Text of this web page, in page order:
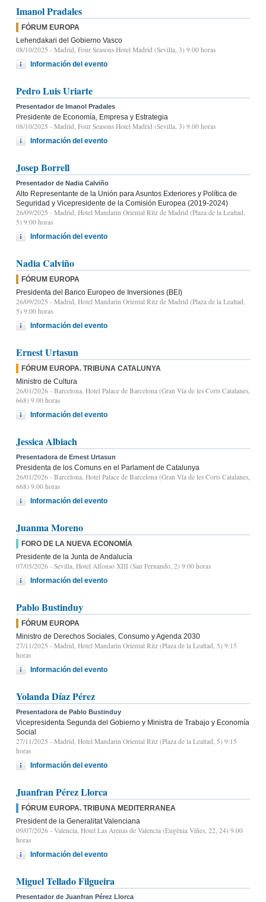
Imanol Pradales
FÓRUM EUROPA
Lehendakari del Gobierno Vasco
08/10/2025 - Madrid, Four Seasons Hotel Madrid (Sevilla, 3) 9.00 horas
Información del evento
Pedro Luis Uriarte
Presentador de Imanol Pradales
Presidente de Economía, Empresa y Estrategia
08/10/2025 - Madrid, Four Seasons Hotel Madrid (Sevilla, 3) 9.00 horas
Información del evento
Josep Borrell
Presentador de Nadia Calviño
Alto Representante de la Unión para Asuntos Exteriores y Política de
Seguridad y Vicepresidente de la Comisión Europea (2019-2024)
26/09/2025 - Madrid, Hotel Mandarin Oriental Ritz de Madrid (Plaza de la Lealtad,
5) 9:00 horas
Información del evento
Nadia Calviño
FÓRUM EUROPA
Presidenta del Banco Europeo de Inversiones (BEI)
26/09/2025 - Madrid, Hotel Mandarin Oriental Ritz de Madrid (Plaza de la Lealtad,
5) 9:00 horas
Información del evento
Ernest Urtasun
FÓRUM EUROPA. TRIBUNA CATALUNYA
Ministro de Cultura
26/01/2026 - Barcelona, Hotel Palace de Barcelona (Gran Vía de les Corts Catalanes,
668) 9.00 horas
Información del evento
Jessica Albiach
Presentadora de Ernest Urtasun
Presidenta de los Comuns en el Parlament de Catalunya
26/01/2026 - Barcelona, Hotel Palace de Barcelona (Gran Vía de les Corts Catalanes,
668) 9.00 horas
Información del evento
Juanma Moreno
FORO DE LA NUEVA ECONOMÍA
Presidente de la Junta de Andalucía
07/05/2026 - Sevilla, Hotel Alfonso XIII (San Fernando, 2) 9:00 horas
Información del evento
Pablo Bustinduy
FÓRUM EUROPA
Ministro de Derechos Sociales, Consumo y Agenda 2030
27/11/2025 - Madrid, Hotel Mandarin Oriental Ritz (Plaza de la Lealtad, 5) 9:15
horas
Información del evento
Yolanda Díaz Pérez
Presentadora de Pablo Bustinduy
Vicepresidenta Segunda del Gobierno y Ministra de Trabajo y Economía
Social
27/11/2025 - Madrid, Hotel Mandarin Oriental Ritz (Plaza de la Lealtad, 5) 9:15
horas
Información del evento
Juanfran Pérez Llorca
FÓRUM EUROPA. TRIBUNA MEDITERRANEA
President de la Generalitat Valenciana
09/07/2026 - Valencia, Hotel Las Arenas de Valencia (Eugènia Viñes, 22, 24) 9.00
horas
Información del evento
Miguel Tellado Filgueira
Presentador de Juanfran Pérez Llorca